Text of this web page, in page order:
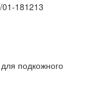
181213
подкожного